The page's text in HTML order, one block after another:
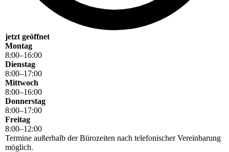
jetzt geöffnet
Montag
8:00–16:00
Dienstag
8:00–17:00
Mittwoch
8:00–16:00
Donnerstag
8:00–17:00
Freitag
8:00–12:00
Termine außerhalb der Bürozeiten nach telefonischer Vereinbarung
möglich.